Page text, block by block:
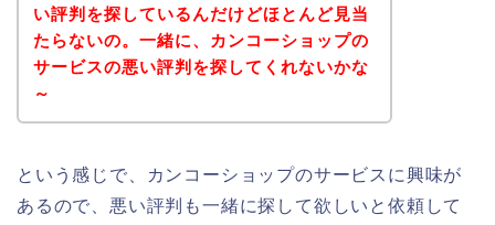
い評判を探しているんだけどほとんど見当
たらないの。一緒に、カンコーショップの
サービスの悪い評判を探してくれないかな
～
という感じで、カンコーショップのサービスに興味が
あるので、悪い評判も一緒に探して欲しいと依頼して